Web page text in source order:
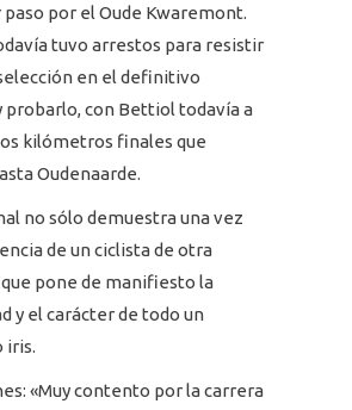
por el Oude Kwaremont.
tuvo arrestos para resistir
en el definitivo
probarlo, con Bettiol todavía a
kilómetros finales que
Oudenaarde.
no sólo demuestra una vez
de un ciclista de otra
pone de manifiesto la
y el carácter de todo un
iris.
«Muy contento por la carrera